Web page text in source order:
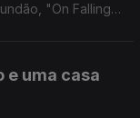
"On Falling"
e uma casa